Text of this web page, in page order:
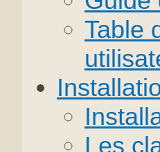
Table
Les